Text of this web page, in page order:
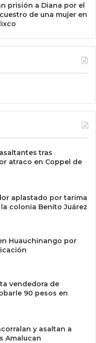
prisión a Diana por el
de una mujer en
tras
atraco en Coppel de
aplastado por tarima
colonia Benito Juárez
Huauchinango por
vendedora de
90 pesos en
y asaltan a
Amalucan